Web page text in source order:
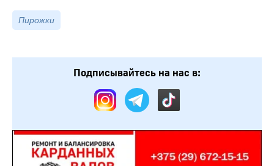
Пирожки
Подписывайтесь на нас в: